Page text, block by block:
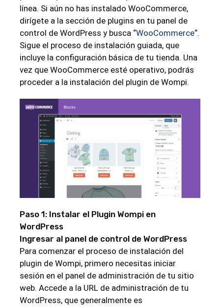
línea. Si aún no has instalado WooCommerce,
dirígete a la sección de plugins en tu panel de
control de WordPress y busca “WooCommerce“.
Sigue el proceso de instalación guiada, que
incluye la configuración básica de tu tienda. Una
vez que WooCommerce esté operativo, podrás
proceder a la instalación del plugin de Wompi.
Paso 1: Instalar el Plugin Wompi en
WordPress
Ingresar al panel de control de WordPress
Para comenzar el proceso de instalación del
plugin de Wompi, primero necesitas iniciar
sesión en el panel de administración de tu sitio
web. Accede a la URL de administración de tu
WordPress, que generalmente es